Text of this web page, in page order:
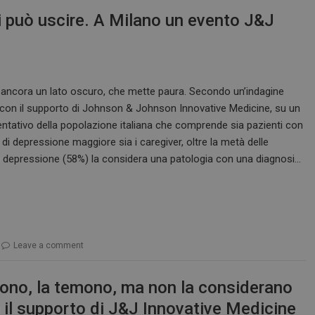
uscire. A Milano un evento J&J
un lato oscuro, che mette paura. Secondo un’indagine
il supporto di Johnson & Johnson Innovative Medicine, su un
della popolazione italiana che comprende sia pazienti con
depressione maggiore sia i caregiver, oltre la metà delle
(58%) la considera una patologia con una diagnosi…
Leave a comment
la temono, ma non la considerano
il supporto di J&J Innovative Medicine
settimane
2 giorni
il sistema di tracking anonimo.
FORNITORE / DOMINIO SCADENZA
DESCRIZIONE
.youtube.com
5 mesi 4
settimane
Questo cookie è impostato
gestione dell'autenticazione e
personalizzazione
YouTube
.youtube.com
5 mesi 4
settimane
Questo cookie viene
le scelte di consenso e